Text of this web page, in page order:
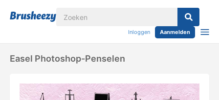
Inloggen Aanmelden
Easel Photoshop-Penselen